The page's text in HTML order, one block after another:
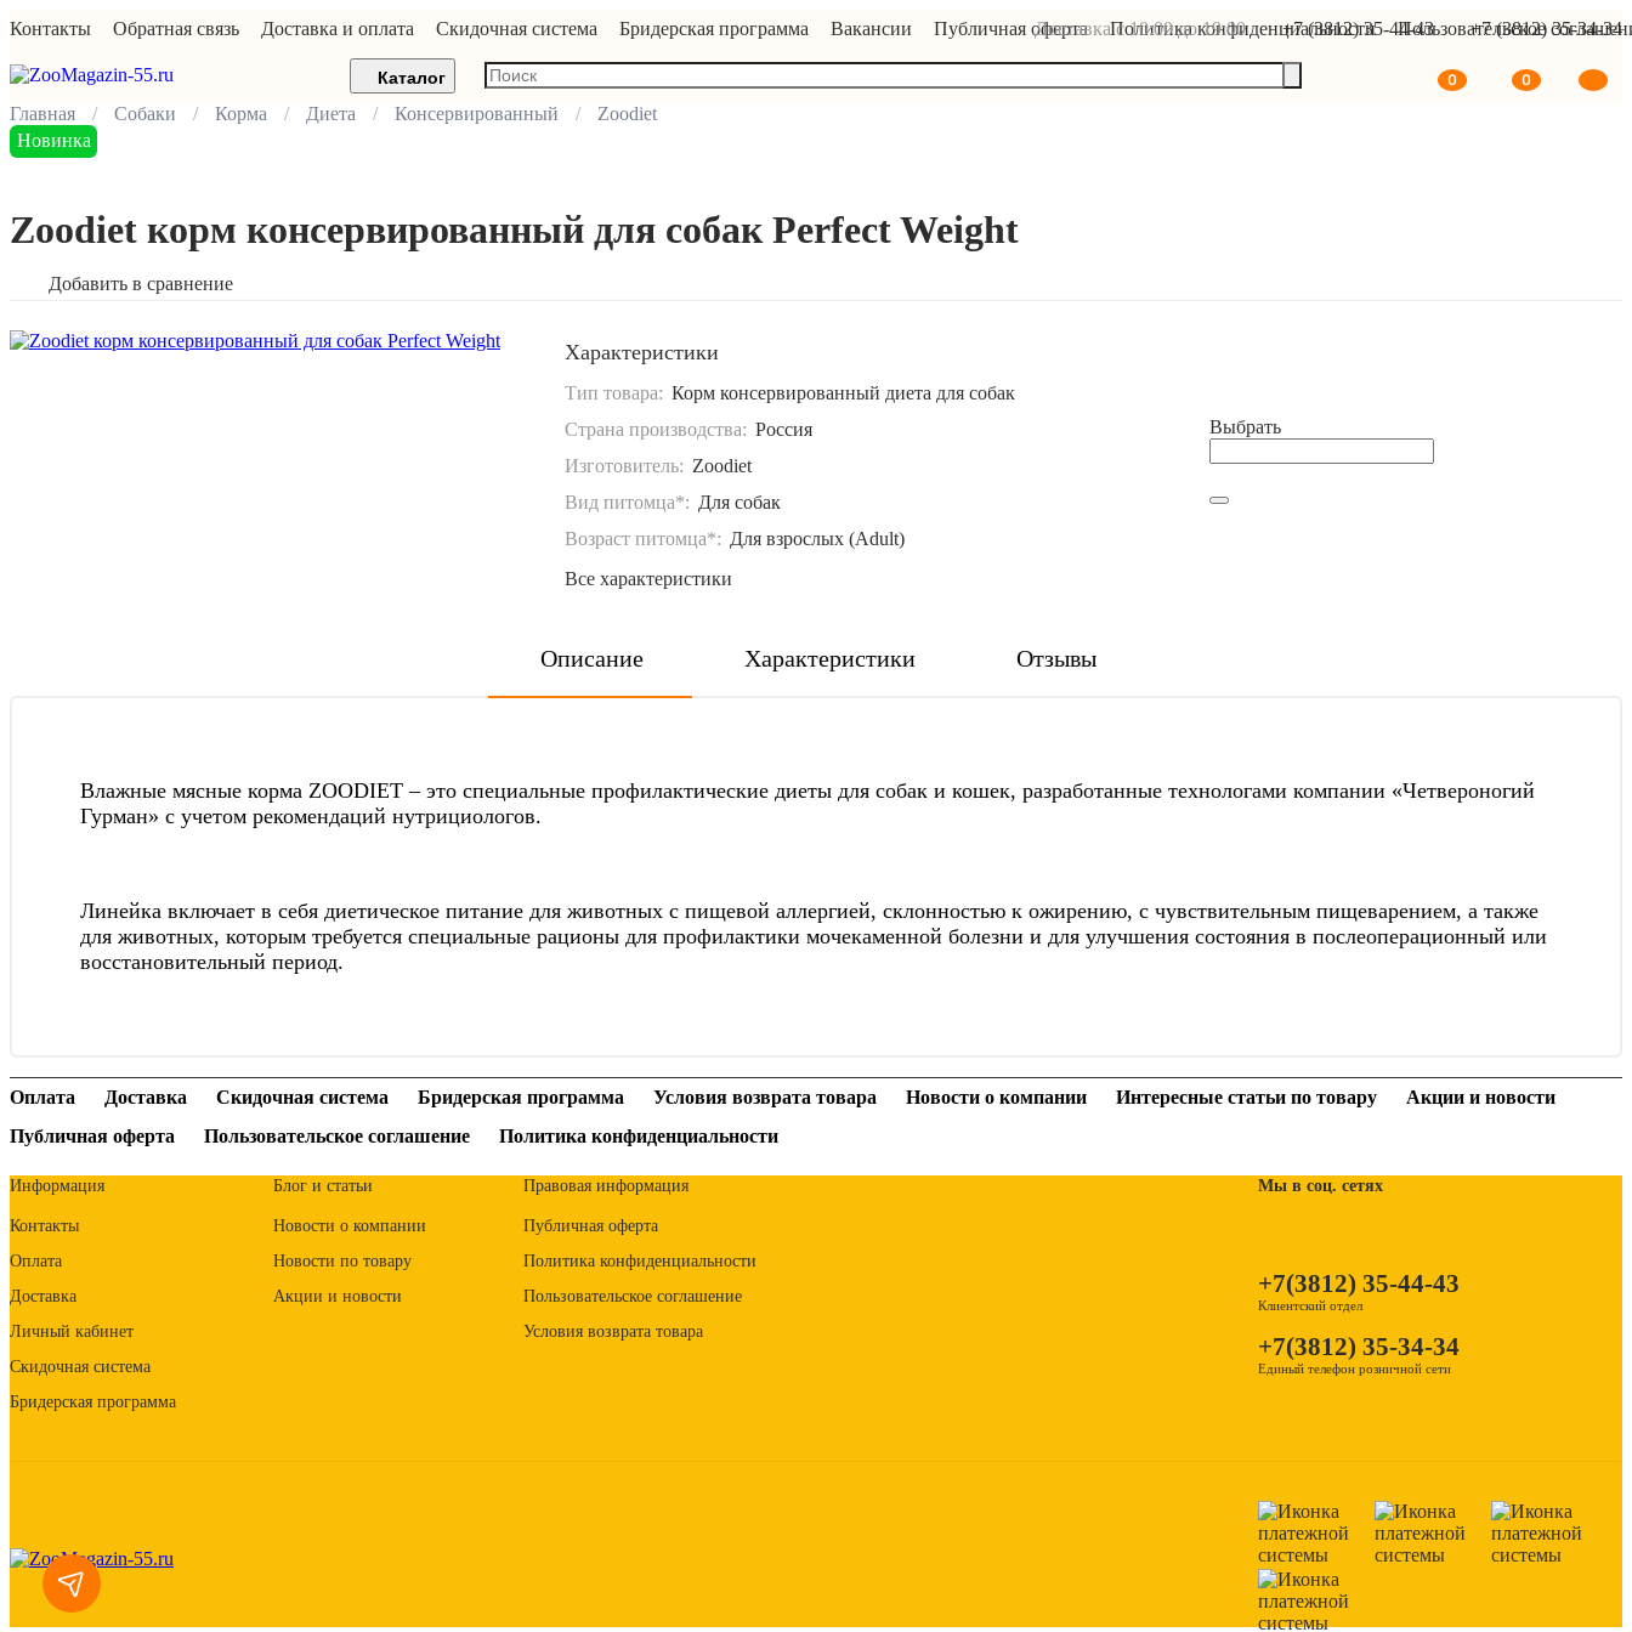
Контакты Обратная связь Доставка и оплата Скидочная система Бридерская программа Вакансии Публичная оферта Политика конфиденциальности Пользовательское
Доставка с 10:00 до 19:00 +7 (3812) 35-44-43 +7 (3812) 35-34-34
Каталог 0
0
Главная
Собаки Корма Диета Консервированный
Zoodiet
Новинка
Zoodiet корм консервированный для собак Perfect Weight
Добавить в сравнение
Характеристики
Тип товара: Корм консервированный диета для собак
Страна производства: Россия
Изготовитель: Zoodiet
Вид питомца*: Для собак
Возраст питомца*: Для взрослых (Adult)
Все характеристики
Выбрать
Описание Характеристики Отзывы
Влажные мясные корма ZOODIET – это специальные профилактические диеты для собак и кошек, разработанные технологами компании «Четвероногий
Гурман» с учетом рекомендаций нутрициологов.
Линейка включает в себя диетическое питание для животных с пищевой аллергией, склонностью к ожирению, с чувствительным пищеварением, а также
для животных, которым требуется специальные рационы для профилактики мочекаменной болезни и для улучшения состояния в послеоперационный или
восстановительный период.
Оплата Доставка Скидочная система Бридерская программа Условия возврата товара Новости о компании Интересные статьи по товару
Акции и новости
Публичная оферта
Пользовательское соглашение Политика конфиденциальности
Информация
Контакты
Оплата
Доставка
Личный кабинет
Скидочная система
Бридерская программа
Блог и статьи
Новости о компании
Новости по товару
Акции и новости
Правовая информация
Публичная оферта
Политика конфиденциальности
Пользовательское соглашение
Условия возврата товара
Мы в соц. сетях
+7(3812) 35-44-43
Клиентский отдел
+7(3812) 35-34-34
Единый телефон розничной сети